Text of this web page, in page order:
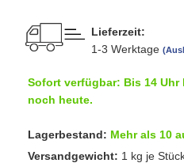
Lieferzeit:
1-3 Werktage
Sofort verfügbar: Bis 14
noch heute.
Lagerbestand: Mehr als 10
Versandgewicht: 1 kg je